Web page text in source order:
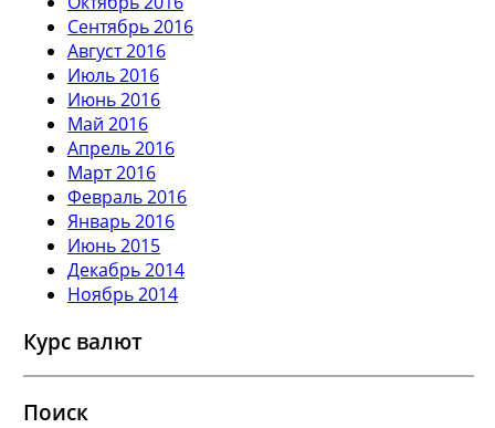
Сентябрь 2016
Август 2016
Июль 2016
Июнь 2016
Май 2016
Апрель 2016
Март 2016
Февраль 2016
Январь 2016
Июнь 2015
Декабрь 2014
Ноябрь 2014
Курс валют
Поиск